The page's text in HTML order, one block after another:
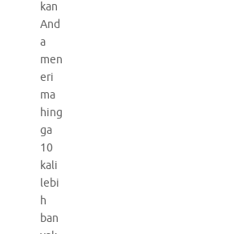
kan
And
a
men
eri
ma
hing
ga
10
kali
lebi
h
ban